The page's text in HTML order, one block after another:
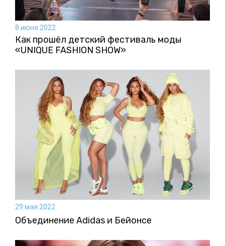
8 июня 2022
Как прошёл детский фестиваль моды
«UNIQUE FASHION SHOW»
29 мая 2022
Объединение Adidas и Бейонсе